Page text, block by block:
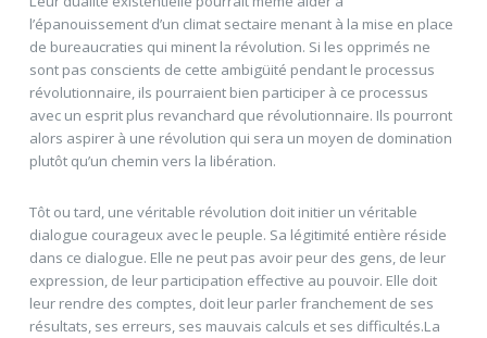
l’épanouissement d’un climat sectaire menant à la mise en place
de bureaucraties qui minent la révolution. Si les opprimés ne
sont pas conscients de cette ambigüité pendant le processus
révolutionnaire, ils pourraient bien participer à ce processus
avec un esprit plus revanchard que révolutionnaire. Ils pourront
alors aspirer à une révolution qui sera un moyen de domination
plutôt qu’un chemin vers la libération.
Tôt ou tard, une véritable révolution doit initier un véritable
dialogue courageux avec le peuple. Sa légitimité entière réside
dans ce dialogue. Elle ne peut pas avoir peur des gens, de leur
expression, de leur participation effective au pouvoir. Elle doit
leur rendre des comptes, doit leur parler franchement de ses
résultats, ses erreurs, ses mauvais calculs et ses difficultés.La